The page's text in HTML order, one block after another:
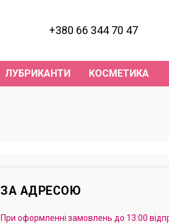
+380 66 344 70 47
ЛУБРИКАНТИ КОСМЕТИКА
ЗА АДРЕСОЮ
При оформленні замовлень до 13:00